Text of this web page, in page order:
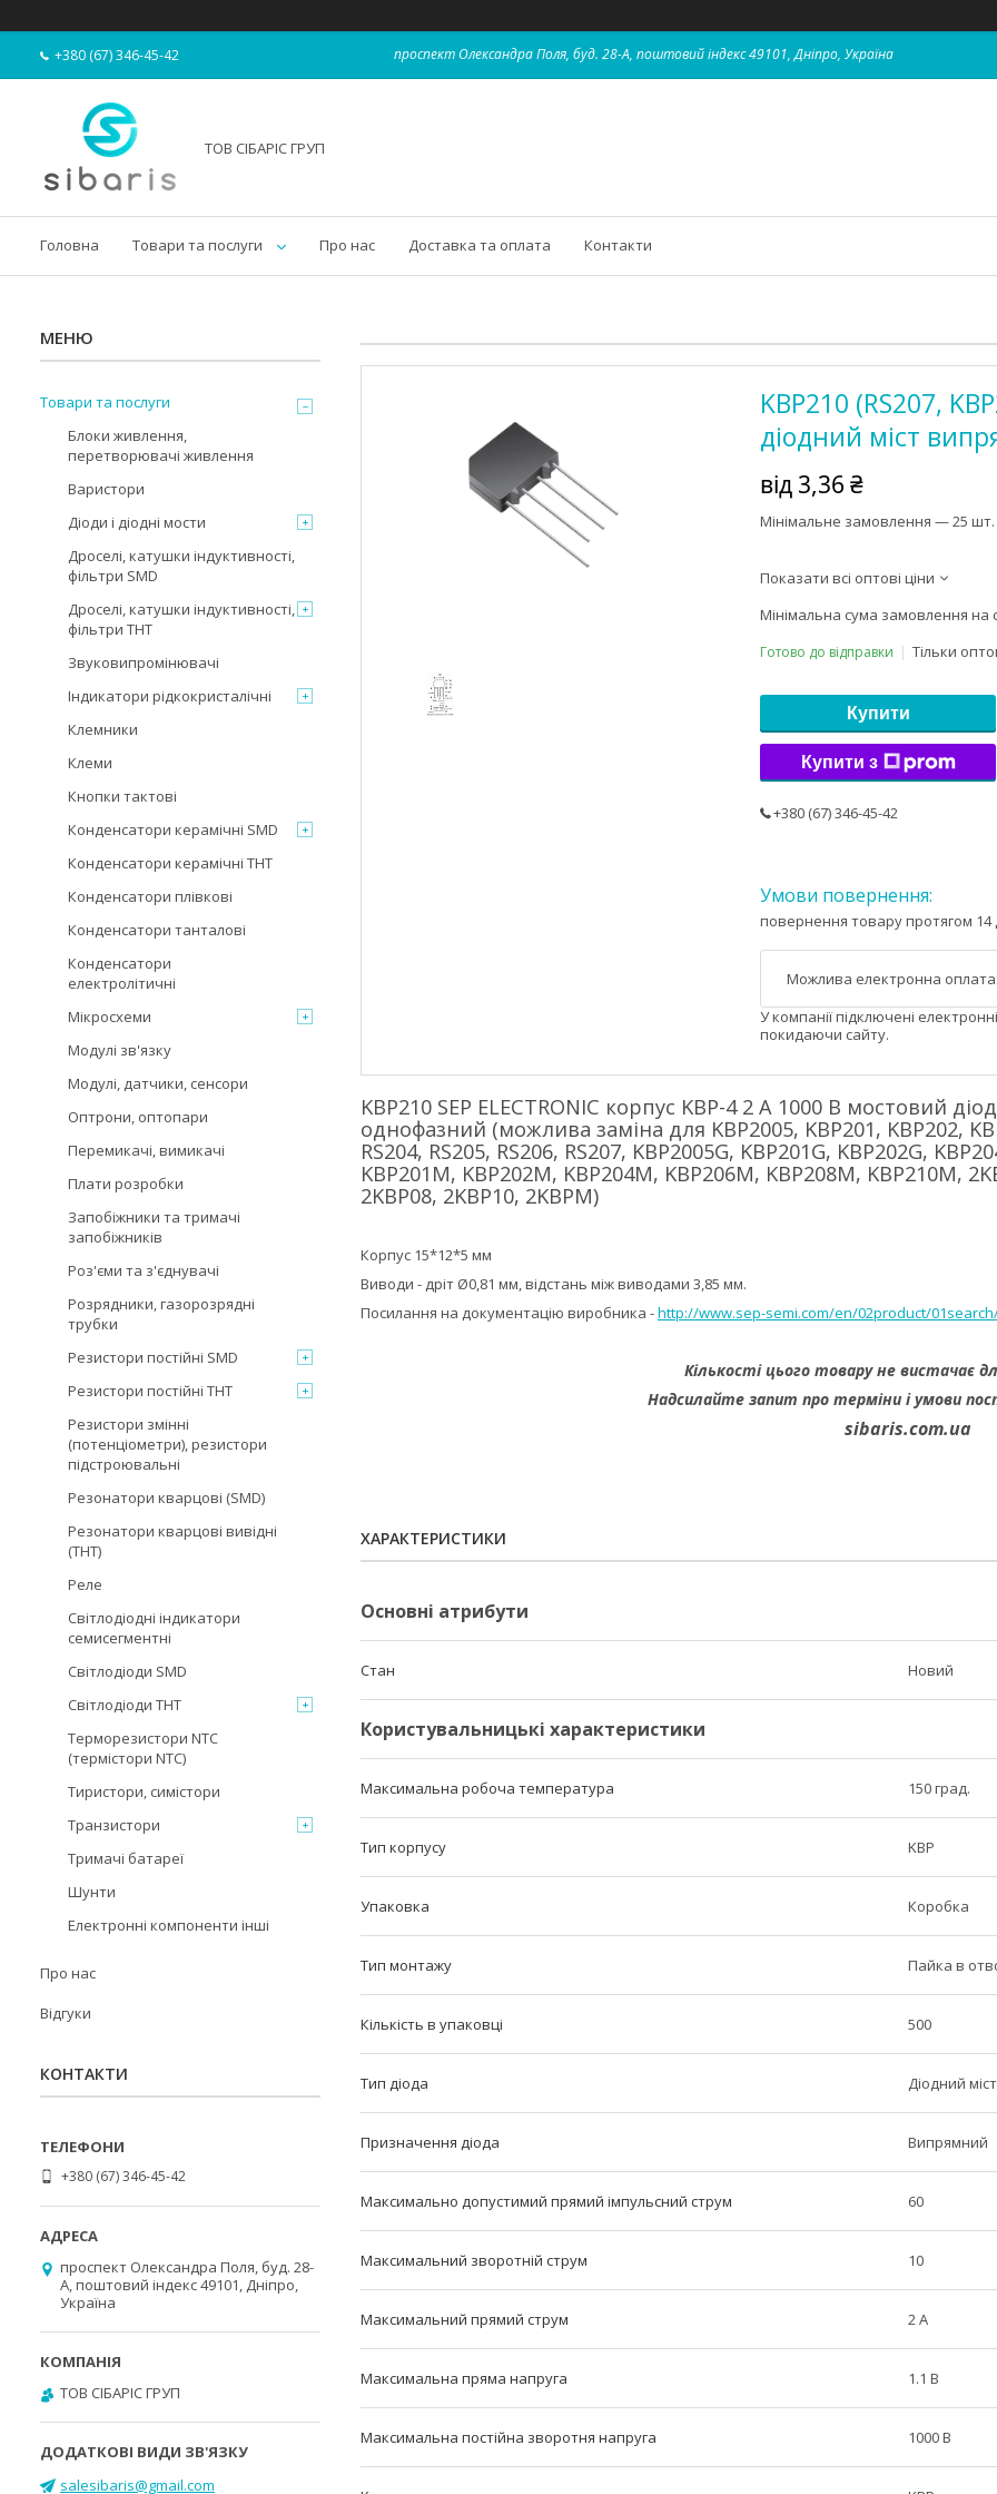
+380 (67) 346-45-42 проспект Олександра Поля, буд. 28-А, поштовий індекс 49101, Дніпро, Україна
ТОВ СІБАРІС ГРУП
Головна Товари та послуги Про нас Доставка та оплата Контакти
KBP210 (RS207,
діодний міст
від 3,36 ₴
Мінімальне замовлення — 25 шт.
Показати всі оптові ціни
Мінімальна сума замовлення на
Готово до відправки Тільки
Купити
Купити з
+380 (67) 346-45-42
повернення товару протягом 14
У компанії підключені
покидаючи сайту.
KBP210 SEP ELECTRONIC корпус KBP-4 2 А 1000 В мостовий
однофазний (можлива замiна для KBP2005, KBP201, KBP202,
RS204, RS205, RS206, RS207, KBP2005G, KBP201G, KBP202G,
KBP201M, KBP202M, KBP204M, KBP206M, KBP208M, KBP210M,
2KBP08, 2KBP10, 2KBPM)
Корпус 15*12*5 мм
Виводи - дріт Ø0,81 мм, вiдстань мiж виводами 3,85 мм.
Посилання на документацію виробника -http://www.sep-semi.com/en/02product/
Кількості цього товару не вистачає
Надсилайте запит про терміни i умови
sibaris.com.ua
ХАРАКТЕРИСТИКИ
Основні атрибути
Стан Новий
Користувальницькі характеристики
Максимальна робоча температура 150 град.
Тип корпусу KBP
Упаковка Коробка
Тип монтажу Пайка в
Кількість в упаковці 500
Тип діода Діодний міст
Призначення діода Випрямний
Максимально допустимий прямий імпульсний струм 60
Максимальний зворотній струм 10
Максимальний прямий струм 2 А
Максимальна пряма напруга 1.1 В
Максимальна постійна зворотня напруга 1000 В
Товари та послуги
Блоки живлення,
перетворювачі живлення
Варистори
Діоди і діодні мости
Дроселі, катушки індуктивності,
фільтри SMD
Дроселі, катушки індуктивності,
фільтри THT
Звуковипромінювачі
Індикатори рідкокристалічні
Клемники
Клеми
Кнопки тактові
Конденсатори керамічні SMD
Конденсатори керамічні THT
Конденсатори плівкові
Конденсатори танталові
Конденсатори
електролітичні
Мікросхеми
Модулі зв'язку
Модулі, датчики, сенсори
Оптрони, оптопари
Перемикачі, вимикачі
Плати розробки
Запобіжники та тримачі
запобіжників
Роз'єми та з'єднувачі
Розрядники, газорозрядні
трубки
Резистори постійні SMD
Резистори постійні THT
Резистори змінні
(потенціометри), резистори
підстроювальні
Резонатори кварцові (SMD)
Резонатори кварцові вивідні
(THT)
Реле
Світлодіодні індикатори
семисегментні
Світлодіоди SMD
Світлодіоди THT
Терморезистори NTC
(термістори NTC)
Тиристори, симістори
Транзистори
Тримачі батареї
Шунти
Електронні компоненти інші
Про нас
Відгуки
КОНТАКТИ
+380 (67) 346-45-42
проспект Олександра Поля, буд. 28-
А, поштовий індекс 49101, Дніпро,
Україна
ТОВ СІБАРІС ГРУП
salesibaris@gmail.com